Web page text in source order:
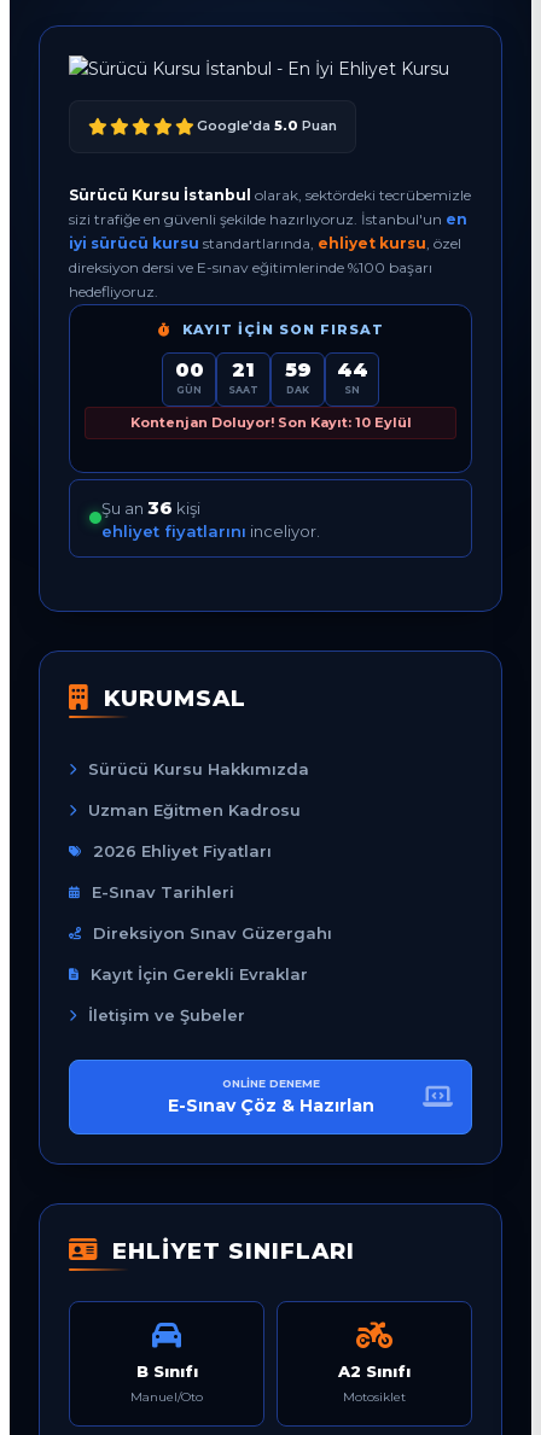
Google'da 5.0 Puan
Sürücü Kursu İstanbul olarak, sektördeki tecrübemizle
sizi trafiğe en güvenli şekilde hazırlıyoruz. İstanbul'un en
iyi sürücü kursu standartlarında, ehliyet kursu , özel
direksiyon dersi ve E-sınav eğitimlerinde %100 başarı
hedefliyoruz.
KAYIT İÇIN SON FIRSAT
00
GÜN
21
SAAT
59
DAK
43
SN
Kontenjan Doluyor! Son Kayıt: 10 Eylül
Şu an 37 kişi
ehliyet fiyatlarını inceliyor.
KURUMSAL
Sürücü Kursu Hakkımızda
Uzman Eğitmen Kadrosu
2026 Ehliyet Fiyatları
E-Sınav Tarihleri
Direksiyon Sınav Güzergahı
Kayıt İçin Gerekli Evraklar
İletişim ve Şubeler
ONLINE DENEME
E-Sınav Çöz & Hazırlan
EHLİYET SINIFLARI
B Sınıfı
Manuel/Oto
A2 Sınıfı
Motosiklet